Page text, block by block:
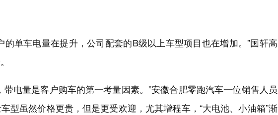
的单车电量在提升，公司配套的B级以上车型项目也在增加。”国轩高
带电量是客户购车的第一考量因素。”安徽合肥零跑汽车一位销售人员
型虽然价格更贵，但是更受欢迎，尤其增程车，“大电池、小油箱”渐